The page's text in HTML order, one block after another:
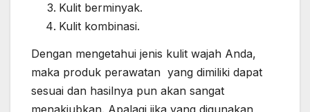
Kulit berminyak.
Kulit kombinasi.
Dengan mengetahui jenis kulit wajah Anda,
maka produk perawatan yang dimiliki dapat
sesuai dan hasilnya pun akan sangat
menakjubkan. Apalagi jika yang digunakan